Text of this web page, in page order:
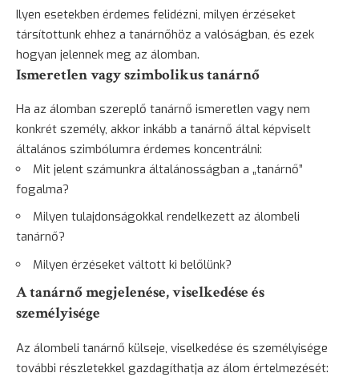
Ilyen esetekben érdemes felidézni, milyen érzéseket
társítottunk ehhez a tanárnőhöz a valóságban, és ezek
hogyan jelennek meg az álomban.
Ismeretlen vagy szimbolikus tanárnő
Ha az álomban szereplő tanárnő ismeretlen vagy nem
konkrét személy, akkor inkább a tanárnő által képviselt
általános szimbólumra érdemes koncentrálni:
Mit jelent számunkra általánosságban a „tanárnő”
fogalma?
Milyen tulajdonságokkal rendelkezett az álombeli
tanárnő?
Milyen érzéseket váltott ki belőlünk?
A tanárnő megjelenése, viselkedése és
személyisége
Az álombeli tanárnő külseje, viselkedése és személyisége
további részletekkel gazdagíthatja az álom értelmezését: